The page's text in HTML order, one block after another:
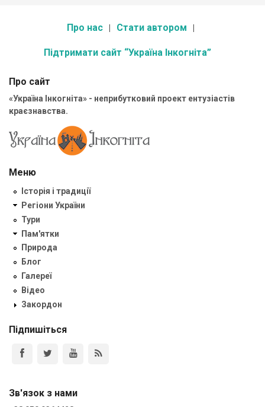
Про нас Стати автором
Підтримати сайт “Україна Інкогніта”
Про сайт
«Україна Інкогніта» - неприбутковий проект ентузіастів
краєзнавства.
Меню
Історія і традиції
Регіони України
Тури
Пам'ятки
Природа
Блог
Галереї
Відео
Закордон
Підпишіться
Зв'язок з нами